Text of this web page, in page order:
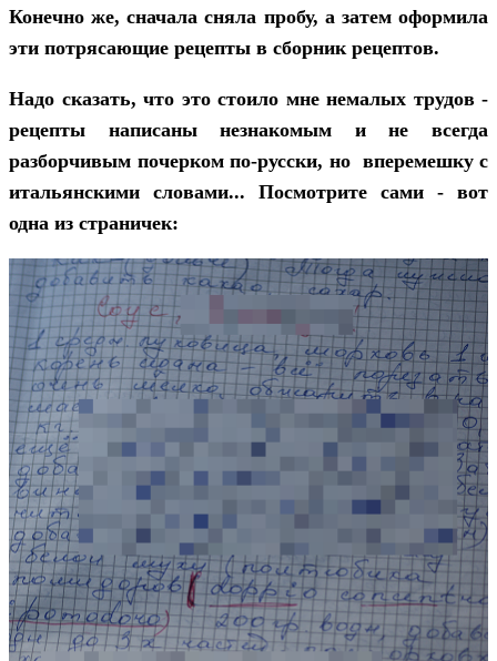
Конечно же, сначала сняла пробу, а затем оформила
эти потрясающие рецепты в сборник рецептов.
Надо сказать, что это стоило мне немалых трудов -
рецепты написаны незнакомым и не всегда
разборчивым почерком по-русски, но вперемешку с
итальянскими словами... Посмотрите сами - вот
одна из страничек: